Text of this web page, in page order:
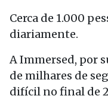
Cerca de 1.000
diariamente.
A Immersed, por
de milhares de
difícil no final de